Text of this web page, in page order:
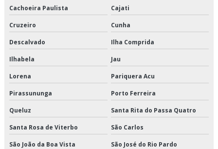
Transportadora de alimentos sp
Transportadora de carga fracionada em sp
Transportadora de carga refrigerada
Transportadora de carga refrigerada sp
Transportadora de cargas fracionadas
Transportadora de produtos alimentícios
Transportadora de produtos congelados
Cachoeira Paulista Cajati
Cruzeiro Cunha
Descalvado Ilha Comprida
Ilhabela Jau
Lorena Pariquera Acu
Pirassununga Porto Ferreira
Queluz Santa Rita do Passa Quatro
Santa Rosa de Viterbo São Carlos
São João da Boa Vista São José do Rio Pardo